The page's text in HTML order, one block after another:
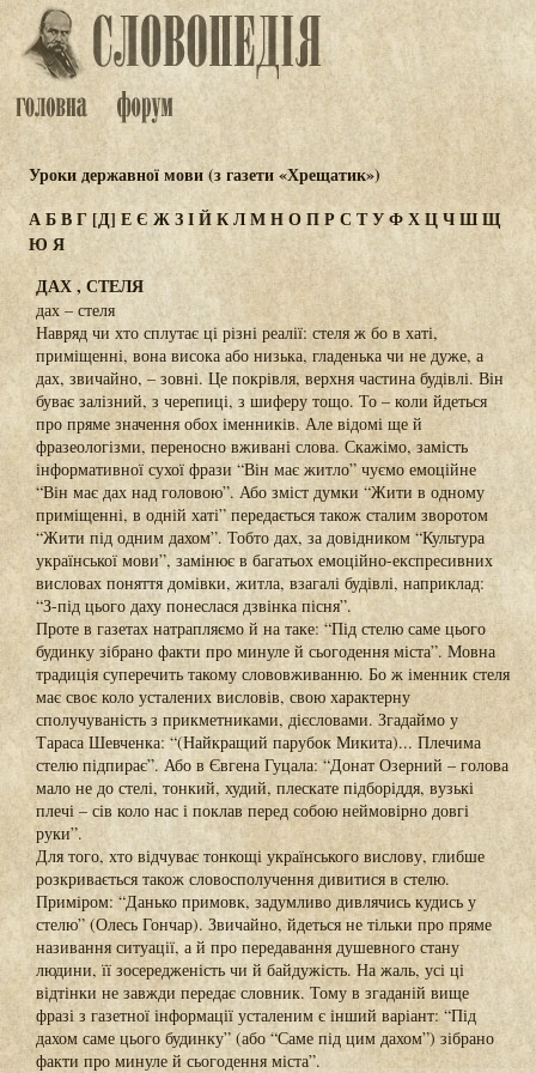
Уроки державної мови (з газети «Хрещатик»)
АБВГ [Д] ЕЄ ЖЗІЙКЛМНОПРСТУФХЦЧШЩ
Ю Я
ДАХ , СТЕЛЯ
дах – стеля
Навряд чи хто сплутає ці різні реалії: стеля ж бо в хаті,
приміщенні, вона висока або низька, гладенька чи не дуже, а
дах, звичайно, – зовні. Це покрівля, верхня частина будівлі. Він
буває залізний, з черепиці, з шиферу тощо. То – коли йдеться
про пряме значення обох іменників. Але відомі ще й
фразеологізми, переносно вживані слова. Скажімо, замість
інформативної сухої фрази “Він має житло” чуємо емоційне
“Він має дах над головою”. Або зміст думки “Жити в одному
приміщенні, в одній хаті” передається також сталим зворотом
“Жити під одним дахом”. Тобто дах, за довідником “Культура
української мови”, замінює в багатьох емоційно-експресивних
висловах поняття домівки, житла, взагалі будівлі, наприклад:
“З-під цього даху понеслася дзвінка пісня”.
Проте в газетах натрапляємо й на таке: “Під стелю саме цього
будинку зібрано факти про минуле й сьогодення міста”. Мовна
традиція суперечить такому слововживанню. Бо ж іменник стеля
має своє коло усталених висловів, свою характерну
сполучуваність з прикметниками, дієсловами. Згадаймо у
Тараса Шевченка: “(Найкращий парубок Микита)... Плечима
стелю підпирає”. Або в Євгена Гуцала: “Донат Озерний – голова
мало не до стелі, тонкий, худий, плескате підборіддя, вузькі
плечі – сів коло нас і поклав перед собою неймовірно довгі
руки”.
Для того, хто відчуває тонкощі українського вислову, глибше
розкривається також словосполучення дивитися в стелю.
Приміром: “Данько примовк, задумливо дивлячись кудись у
стелю” (Олесь Гончар). Звичайно, йдеться не тільки про пряме
називання ситуації, а й про передавання душевного стану
людини, її зосередженість чи й байдужість. На жаль, усі ці
відтінки не завжди передає словник. Тому в згаданій вище
фразі з газетної інформації усталеним є інший варіант: “Під
дахом саме цього будинку” (або “Саме під цим дахом”) зібрано
факти про минуле й сьогодення міста”.